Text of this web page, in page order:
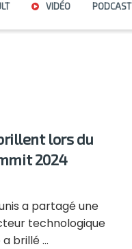
VIDÉO PODCAST
lors du
2024
a partagé une
technologique
brillé ...